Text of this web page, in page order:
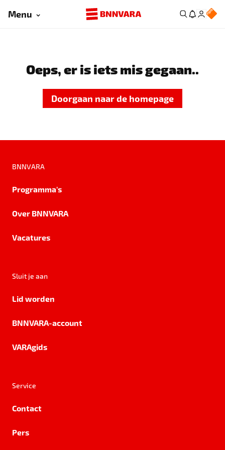
Menu
Oeps, er is iets mis gegaan..
Doorgaan naar de homepage
BNNVARA
Programma's
Over BNNVARA
Vacatures
Sluit je aan
Lid worden
BNNVARA-account
VARAgids
Service
Contact
Pers